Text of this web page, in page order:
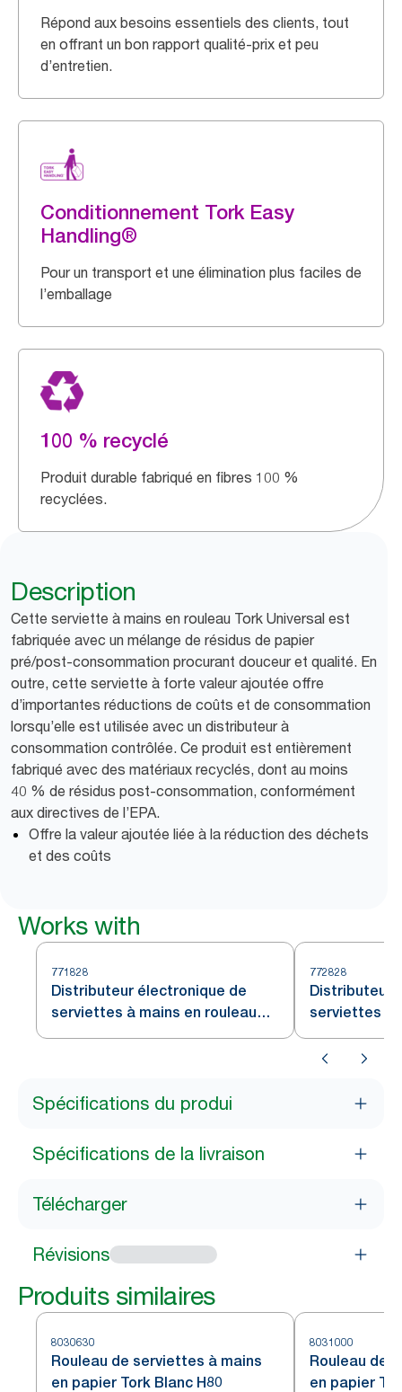
Répond aux besoins essentiels des clients, tout
en offrant un bon rapport qualité-prix et peu
d’entretien.
Conditionnement Tork Easy
Handling®
Pour un transport et une élimination plus faciles de
l’emballage
100 % recyclé
Produit durable fabriqué en fibres 100 %
recyclées.
Description
Cette serviette à mains en rouleau Tork Universal est
fabriquée avec un mélange de résidus de papier
pré/post-consommation procurant douceur et qualité. En
outre, cette serviette à forte valeur ajoutée offre
d’importantes réductions de coûts et de consommation
lorsqu’elle est utilisée avec un distributeur à
consommation contrôlée. Ce produit est entièrement
fabriqué avec des matériaux recyclés, dont au moins
40 % de résidus post-consommation, conformément
aux directives de l’EPA.
Offre la valeur ajoutée liée à la réduction des déchets
et des coûts
Works with
771828
Distributeur électronique de
serviettes à mains en rouleau
Tork Noir H80
772828
Distributeur
serviettes à
papier Noir
Spécifications du produi
Spécifications de la livraison
Télécharger
Révisions
Produits similaires
8030630
Rouleau de serviettes à mains
en papier Tork Blanc H80
8031000
Rouleau de
en papier